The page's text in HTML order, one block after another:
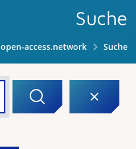
Suche
open-access.network Suche